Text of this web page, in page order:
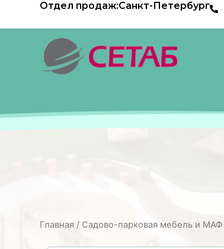
содержимому
Отдел продаж:Санкт-Петербург
Главная / Садово-парковая мебель и МАФ